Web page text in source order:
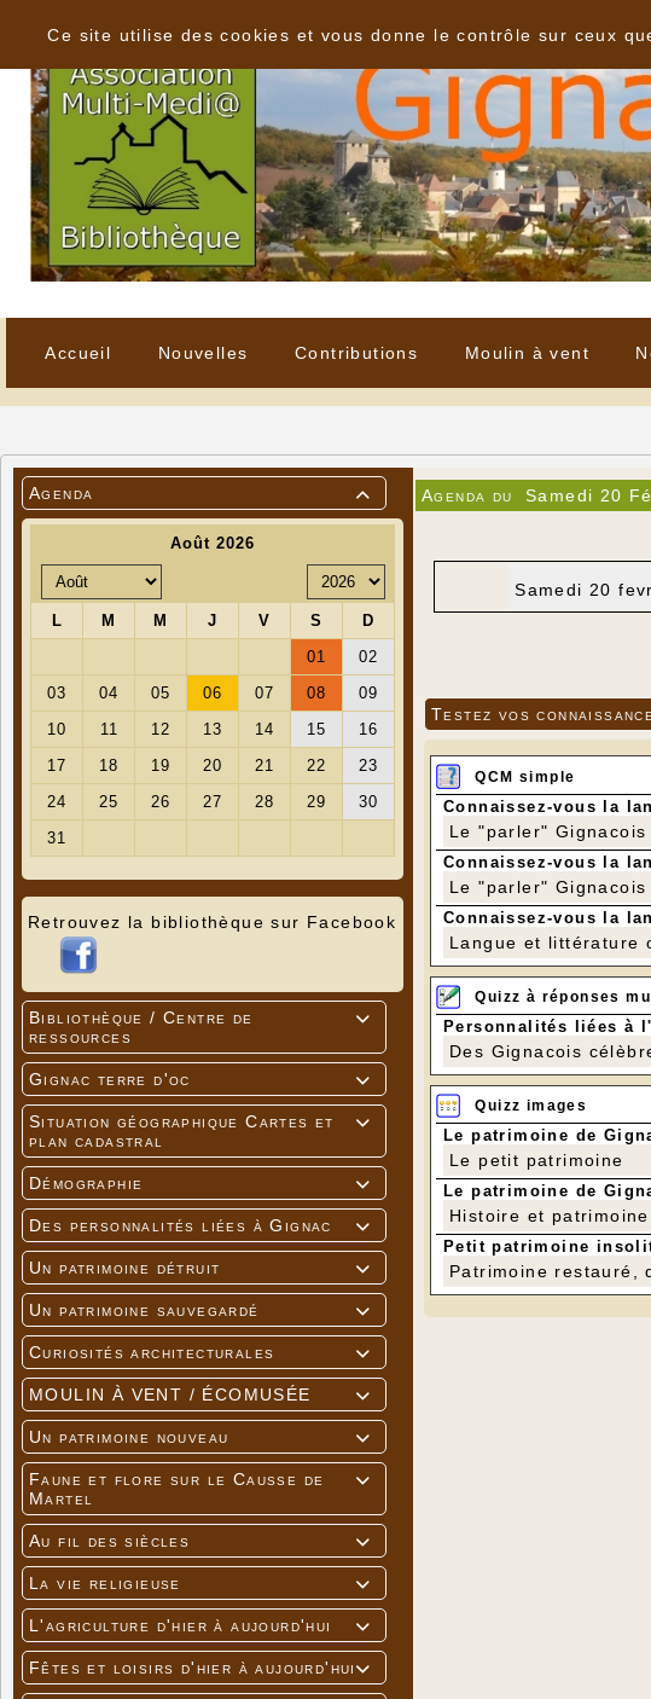
Accueil Nouvelles Contributions Moulin à vent

Agenda
Retrouvez la bibliothèque sur Facebook

Bibliothèque / Centre de
ressources

Gignac terre d'oc

Situation géographique Cartes et
plan cadastral

Démographie

Des personnalités liées à Gignac

Un patrimoine détruit

Un patrimoine sauvegardé

Curiosités architecturales

MOULIN À VENT / ÉCOMUSÉE

Un patrimoine nouveau

Faune et flore sur le Causse de
Martel

Au fil des siècles

La vie religieuse

L'agriculture d'hier à aujourd'hui

Fêtes et loisirs d'hier à aujourd'hui
Agenda du Samedi 20
Samedi 20
Testez vos
QCM simple
Connaissez-vous la
Le "parler" Gignacois
Connaissez-vous la
Le "parler" Gignacois
Connaissez-vous la
Langue et littérature
Quizz à réponses
Personnalités liées à
Des Gignacois
Quizz images
Le patrimoine de
Le petit patrimoine
Le patrimoine de
Histoire et patrimoine
Petit patrimoine
Patrimoine restauré,
Ce site utilise des cookies et vous donne le contrôle sur ceux